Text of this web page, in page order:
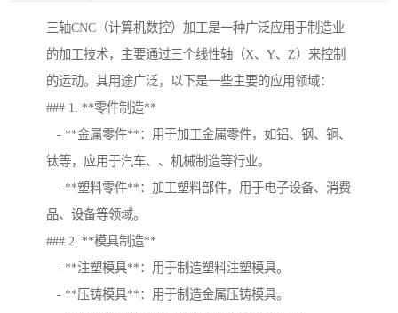
三轴CNC（计算机数控）加工是一种广泛应用于制造业
的加工技术，主要通过三个线性轴（X、Y、Z）来控制
的运动。其用途广泛，以下是一些主要的应用领域：
### 1. **零件制造**
- **金属零件**：用于加工金属零件，如铝、钢、铜、
钛等，应用于汽车、、机械制造等行业。
- **塑料零件**：加工塑料部件，用于电子设备、消费
品、设备等领域。
### 2. **模具制造**
- **注塑模具**：用于制造塑料注塑模具。
- **压铸模具**：用于制造金属压铸模具。